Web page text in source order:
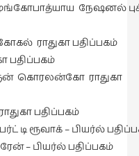
நேஷனல்
ராதுகா பதிப்பகம்
பதிப்பகம்
கொரலன்கோ ராதுகா
பதிப்பகம்
டி ரூவாக் – பியர்ல்
– பியர்ல் பதிப்பகம்